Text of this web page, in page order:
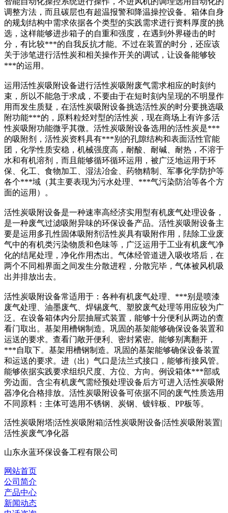
调整方法，而且碳层也有超温报警和降温操控设备。箱体自身
的规划结构中需求依据各个类型的实践需求进行资料厚度的挑
选，这样能够进步箱子的自重和强度，在遇到外界碰击的时
分，有比较***的自我反抗才能。不过在装置的时分，还应该
关于涉笔进行活性炭和相关操作开关的调试，让设备能够较
***的运用。
运用活性炭吸附设备进行活性炭吸附废气需求相应的时刻约
束，所以不能急于求成，不要由于在短时刻内呈现的不明显作
用而发生质疑，在活性炭吸附设备挑选活性炭的时分要挑选吸
附功能***的，原料粒烃对型的活性炭，现在商场上有许多活
性炭吸附功能微乎其微。活性炭吸附设备选用的活性炭是***
的吸附剂，活性炭资料具有***别的孔隙结构和表面活性官能
团，化学性质安稳，机械强度高，耐酸、耐碱、耐热，不溶于
水和有机溶剂，而且能够循环循环运用，被广泛地运用于环
保、化工、食物加工、湿法冶金、药物精制、军事化学防护等
各个***域（其主要表现为污水处理、***气污染防治等各个方
面的运用）。
活性炭吸附设备是一种速率高经济实用型有机废气处理设备，
是一种废气过滤吸附异味的环保设备产品。活性炭吸附设备主
要是运用多孔性固体吸附剂活性炭具有吸附作用，阹除工业废
气中的有机类污染物质和色味等，广泛运用于工业有机废气净
化的结尾处理，净化作用杰出。气体经管道进入吸收塔后，在
两个不同相界面之间发生分散进程，分散完毕，气体被风机吸
出并排放出去。
活性炭吸附设备常适用于：各种有机废气处理、***别是喷漆
废气处理、油墨废气、焊锡废气、塑胶废气处理等用应较为广
泛。在设备箱体内分层抽屉式装置，能够十分便利从两边的查
看门取出。基架用槽钢制造。巩固的基架能够确保设备装置和
运送的要求。查看门敞开便利、密封紧密。能够别离翻开，
***自取下。基架用槽钢制造。巩固的基架能够确保设备装置
和运送的要求。进（出）气口是法兰式接口，能够衔接风管。
能够依据实践要求组织尺度、方位、方向。例设箱体***部或
旁边面。含尘有机废气需经预处理设备后方可进入活性炭吸附
器净化合格排放。活性炭吸附设备可依据不同的废气性质选用
不同原料：主体可选用不锈钢、炭钢、镀锌板、PP板等。
活性炭吸附塔|活性炭吸附箱|活性炭吸附设备|活性炭吸附装置|
活性炭废气净化器
山东永蓝环保设备工程有限公司
网站首页
公司简介
产品中心
新闻动态